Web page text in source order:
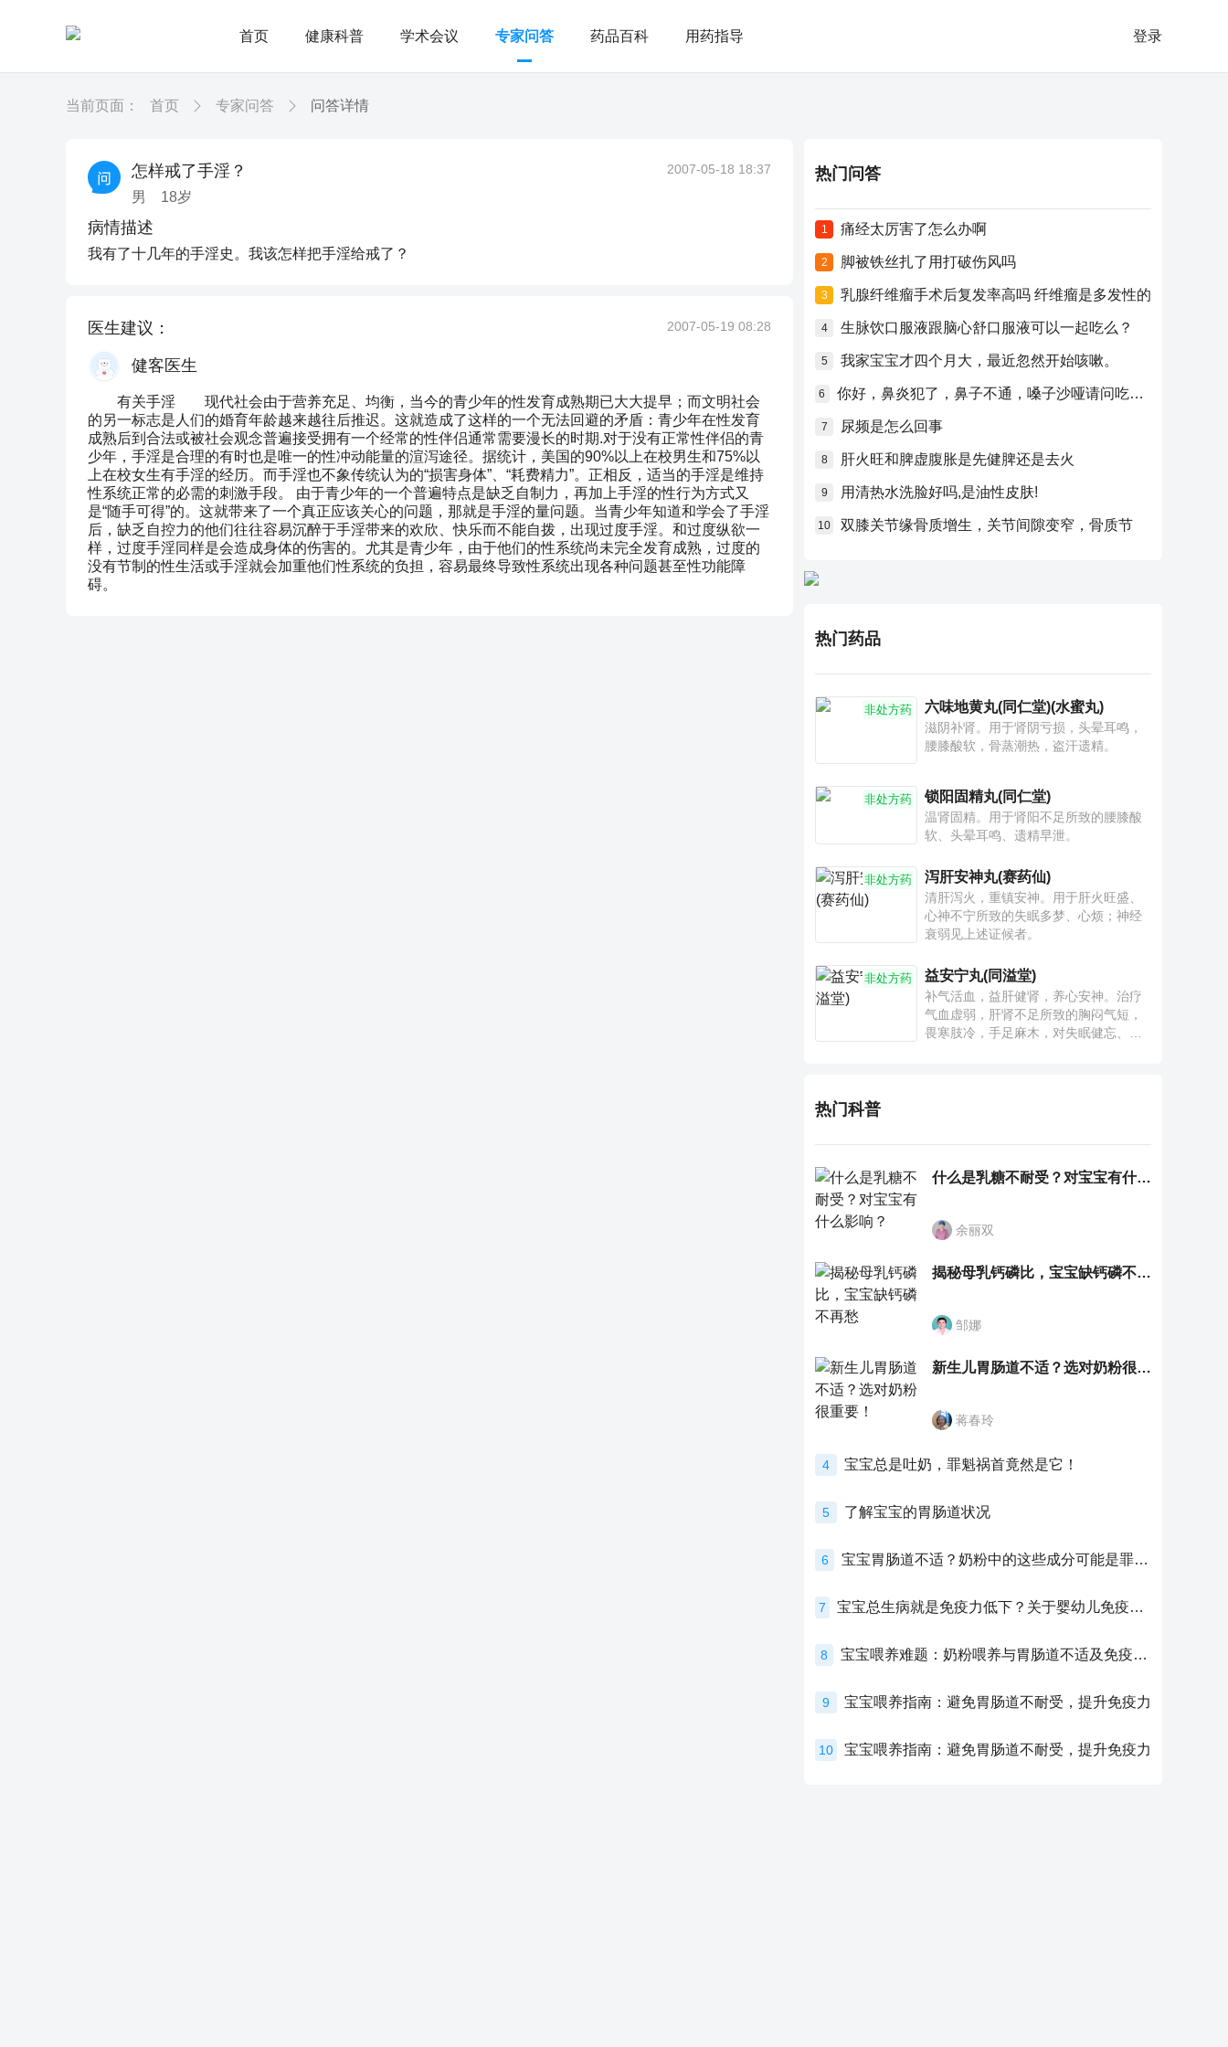
首页 健康科普 学术会议 专家问答 药品百科 用药指导 登录
当前页面： 首页 专家问答 问答详情
怎样戒了手淫？
男 18岁
2007-05-18 18:37
病情描述
我有了十几年的手淫史。我该怎样把手淫给戒了？
医生建议： 2007-05-19 08:28
健客医生
有关手淫 现代社会由于营养充足、均衡，当今的青少年的性发育成熟期已大大提早；而文明社会
的另一标志是人们的婚育年龄越来越往后推迟。这就造成了这样的一个无法回避的矛盾：青少年在性发育
成熟后到合法或被社会观念普遍接受拥有一个经常的性伴侣通常需要漫长的时期.对于没有正常性伴侣的青
少年，手淫是合理的有时也是唯一的性冲动能量的渲泻途径。据统计，美国的90%以上在校男生和75%以
上在校女生有手淫的经历。而手淫也不象传统认为的“损害身体”、“耗费精力”。正相反，适当的手淫是维持
性系统正常的必需的刺激手段。 由于青少年的一个普遍特点是缺乏自制力，再加上手淫的性行为方式又
是“随手可得”的。这就带来了一个真正应该关心的问题，那就是手淫的量问题。当青少年知道和学会了手淫
后，缺乏自控力的他们往往容易沉醉于手淫带来的欢欣、快乐而不能自拨，出现过度手淫。和过度纵欲一
样，过度手淫同样是会造成身体的伤害的。尤其是青少年，由于他们的性系统尚未完全发育成熟，过度的
没有节制的性生活或手淫就会加重他们性系统的负担，容易最终导致性系统出现各种问题甚至性功能障
碍。
热门问答
1 痛经太厉害了怎么办啊
2 脚被铁丝扎了用打破伤风吗
3 乳腺纤维瘤手术后复发率高吗 纤维瘤是多发性的
4 生脉饮口服液跟脑心舒口服液可以一起吃么？
5 我家宝宝才四个月大，最近忽然开始咳嗽。
6 你好，鼻炎犯了，鼻子不通，嗓子沙哑请问吃什么药比较好？
7 尿频是怎么回事
8 肝火旺和脾虚腹胀是先健脾还是去火
9 用清热水洗脸好吗,是油性皮肤!
10 双膝关节缘骨质增生，关节间隙变窄，骨质节
热门药品
非处方药 六味地黄丸(同仁堂)(水蜜丸)
滋阴补肾。用于肾阴亏损，头晕耳鸣，
腰膝酸软，骨蒸潮热，盗汗遗精。
非处方药 锁阳固精丸(同仁堂)
温肾固精。用于肾阳不足所致的腰膝酸
软、头晕耳鸣、遗精早泄。
非处方药 泻肝安神丸(赛药仙)
清肝泻火，重镇安神。用于肝火旺盛、
心神不宁所致的失眠多梦、心烦；神经
衰弱见上述证候者。
非处方药 益安宁丸(同溢堂)
补气活血，益肝健肾，养心安神。治疗
气血虚弱，肝肾不足所致的胸闷气短，
畏寒肢冷，手足麻木，对失眠健忘、神
热门科普
什么是乳糖不耐受？对宝宝有什么影响？
余丽双
揭秘母乳钙磷比，宝宝缺钙磷不再愁
邹娜
新生儿胃肠道不适？选对奶粉很重要！
蒋春玲
4 宝宝总是吐奶，罪魁祸首竟然是它！
5 了解宝宝的胃肠道状况
6 宝宝胃肠道不适？奶粉中的这些成分可能是罪魁祸首！
7 宝宝总生病就是免疫力低下？关于婴幼儿免疫力的真相，家长必须了解！
8 宝宝喂养难题：奶粉喂养与胃肠道不适及免疫力提升的奥秘
9 宝宝喂养指南：避免胃肠道不耐受，提升免疫力
10 宝宝喂养指南：避免胃肠道不耐受，提升免疫力